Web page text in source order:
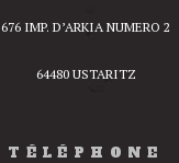
676 IMP. D’ARKIA NUMERO 2
64480 USTARITZ
TÉLÉPHONE